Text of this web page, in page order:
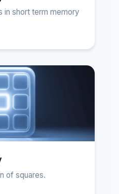
in short term memory
of squares.